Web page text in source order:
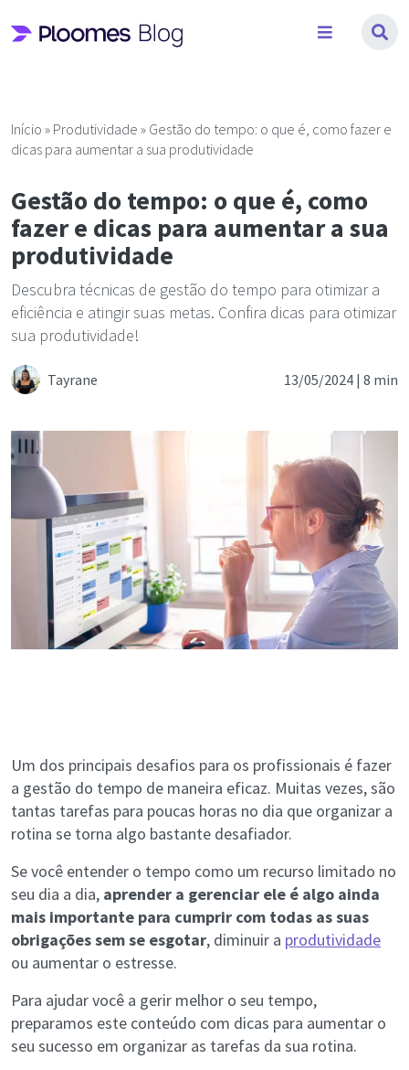
para
Início » Produtividade » Gestão do tempo: o que é, como fazer e
dicas para aumentar a sua produtividade
Gestão do tempo: o que é, como
fazer e dicas para aumentar a sua
produtividade
Descubra técnicas de gestão do tempo para otimizar a
eficiência e atingir suas metas. Confira dicas para otimizar
sua produtividade!
Tayrane 13/05/2024 | 8 min
Um dos principais desafios para os profissionais é fazer
a gestão do tempo de maneira eficaz. Muitas vezes, são
tantas tarefas para poucas horas no dia que organizar a
rotina se torna algo bastante desafiador.
Se você entender o tempo como um recurso limitado no
seu dia a dia, aprender a gerenciar ele é algo ainda
mais importante para cumprir com todas as suas
obrigações sem se esgotar, diminuir a produtividade
ou aumentar o estresse.
Para ajudar você a gerir melhor o seu tempo,
preparamos este conteúdo com dicas para aumentar o
seu sucesso em organizar as tarefas da sua rotina.